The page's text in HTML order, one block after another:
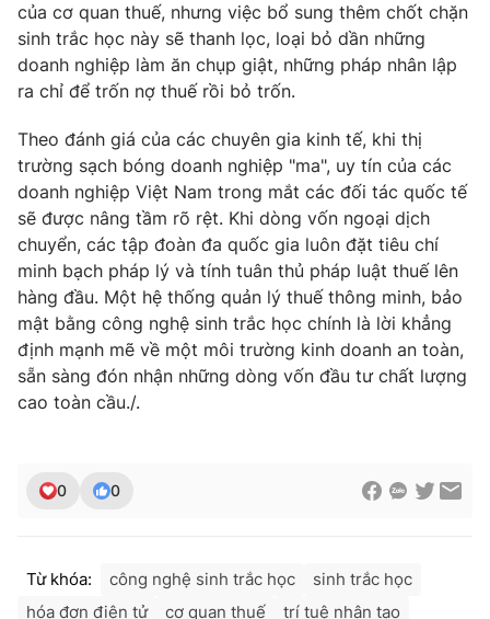
của cơ quan thuế, nhưng việc bổ sung thêm chốt chặn
sinh trắc học này sẽ thanh lọc, loại bỏ dần những
doanh nghiệp làm ăn chụp giật, những pháp nhân lập
ra chỉ để trốn nợ thuế rồi bỏ trốn.
Theo đánh giá của các chuyên gia kinh tế, khi thị
trường sạch bóng doanh nghiệp "ma", uy tín của các
doanh nghiệp Việt Nam trong mắt các đối tác quốc tế
sẽ được nâng tầm rõ rệt. Khi dòng vốn ngoại dịch
chuyển, các tập đoàn đa quốc gia luôn đặt tiêu chí
minh bạch pháp lý và tính tuân thủ pháp luật thuế lên
hàng đầu. Một hệ thống quản lý thuế thông minh, bảo
mật bằng công nghệ sinh trắc học chính là lời khẳng
định mạnh mẽ về một môi trường kinh doanh an toàn,
sẵn sàng đón nhận những dòng vốn đầu tư chất lượng
cao toàn cầu./.
0 0
Từ khóa: công nghệ sinh trắc học
sinh trắc học
hóa đơn điện tử
cơ quan thuế
trí tuệ nhân tạo